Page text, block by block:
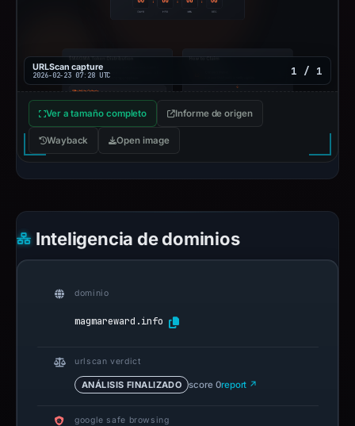
URLScan capture
2026-02-23 07:28 UTC 1 / 1
Ver a tamaño completo Informe de origen
Wayback Open image
Inteligencia de dominios
dominio
magmareward.info
urlscan verdict
ANÁLISIS FINALIZADO score 0report ↗
google safe browsing